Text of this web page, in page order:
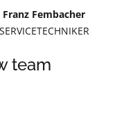
Franz Fembacher
SERVICETECHNIKER
team